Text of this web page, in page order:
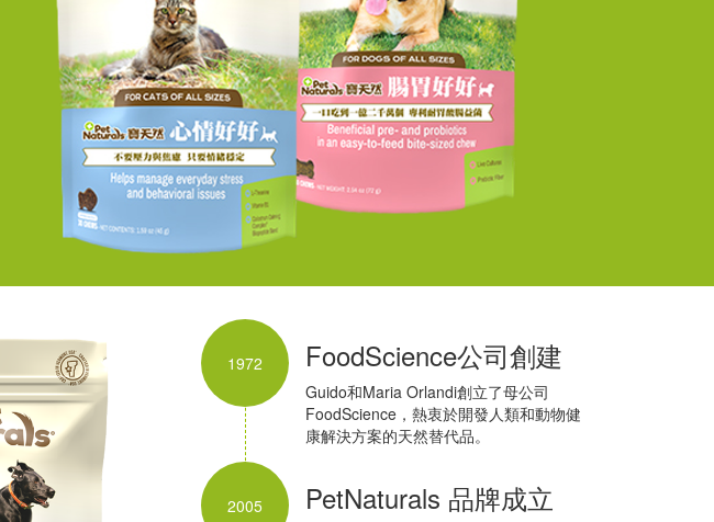
1972 FoodScience公司創建
Guido和Maria Orlandi創立了母公司
FoodScience，熱衷於開發人類和動物健
康解決方案的天然替代品。
2005 PetNaturals 品牌成立